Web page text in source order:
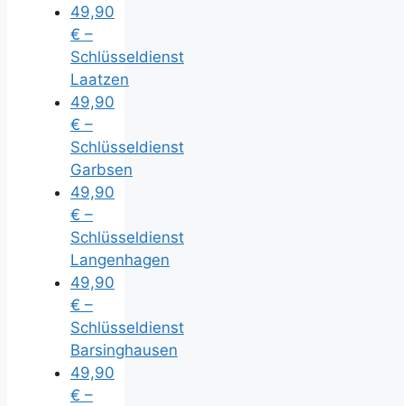
49,90
€ –
Schlüsseldienst
Laatzen
49,90
€ –
Schlüsseldienst
Garbsen
49,90
€ –
Schlüsseldienst
Langenhagen
49,90
€ –
Schlüsseldienst
Barsinghausen
49,90
€ –